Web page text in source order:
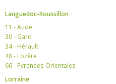
Languedoc-Roussillon
11 - Aude
30 - Gard
34 - Hérault
48 - Lozère
66 - Pyrénées-Orientales
Lorraine